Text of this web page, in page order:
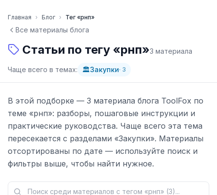
Главная › Блог › Тег «рнп»
Все материалы блога
Статьи по тегу «рнп»3 материала
Чаще всего в темах: 🏛️Закупки· 3
В этой подборке — 3 материала блога ToolFox по
теме «рнп»: разборы, пошаговые инструкции и
практические руководства. Чаще всего эта тема
пересекается с разделами «Закупки». Материалы
отсортированы по дате — используйте поиск и
фильтры выше, чтобы найти нужное.